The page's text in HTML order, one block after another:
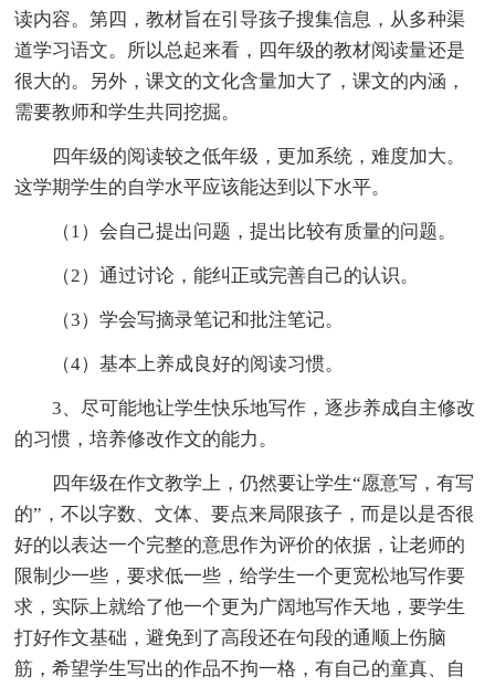
读内容。第四，教材旨在引导孩子搜集信息，从多种渠
道学习语文。所以总起来看，四年级的教材阅读量还是
很大的。另外，课文的文化含量加大了，课文的内涵，
需要教师和学生共同挖掘。
四年级的阅读较之低年级，更加系统，难度加大。
这学期学生的自学水平应该能达到以下水平。
（1）会自己提出问题，提出比较有质量的问题。
（2）通过讨论，能纠正或完善自己的认识。
（3）学会写摘录笔记和批注笔记。
（4）基本上养成良好的阅读习惯。
3、尽可能地让学生快乐地写作，逐步养成自主修改
的习惯，培养修改作文的能力。
四年级在作文教学上，仍然要让学生“愿意写，有写
的”，不以字数、文体、要点来局限孩子，而是以是否很
好的以表达一个完整的意思作为评价的依据，让老师的
限制少一些，要求低一些，给学生一个更宽松地写作要
求，实际上就给了他一个更为广阔地写作天地，要学生
打好作文基础，避免到了高段还在句段的通顺上伤脑
筋，希望学生写出的作品不拘一格，有自己的童真、自